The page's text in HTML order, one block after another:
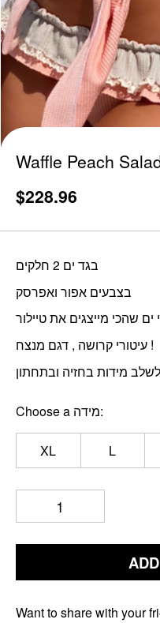
Waffle Peach
$228.96
בגד ים 2 חלקים
בצבעים אפור ואפרסק
שהכי מייצגים את טיילור
עיטורי קרושה , דגם מנצח !
Choose a מידה
XL L
Waffle Peach Saladin -
Want to share with your